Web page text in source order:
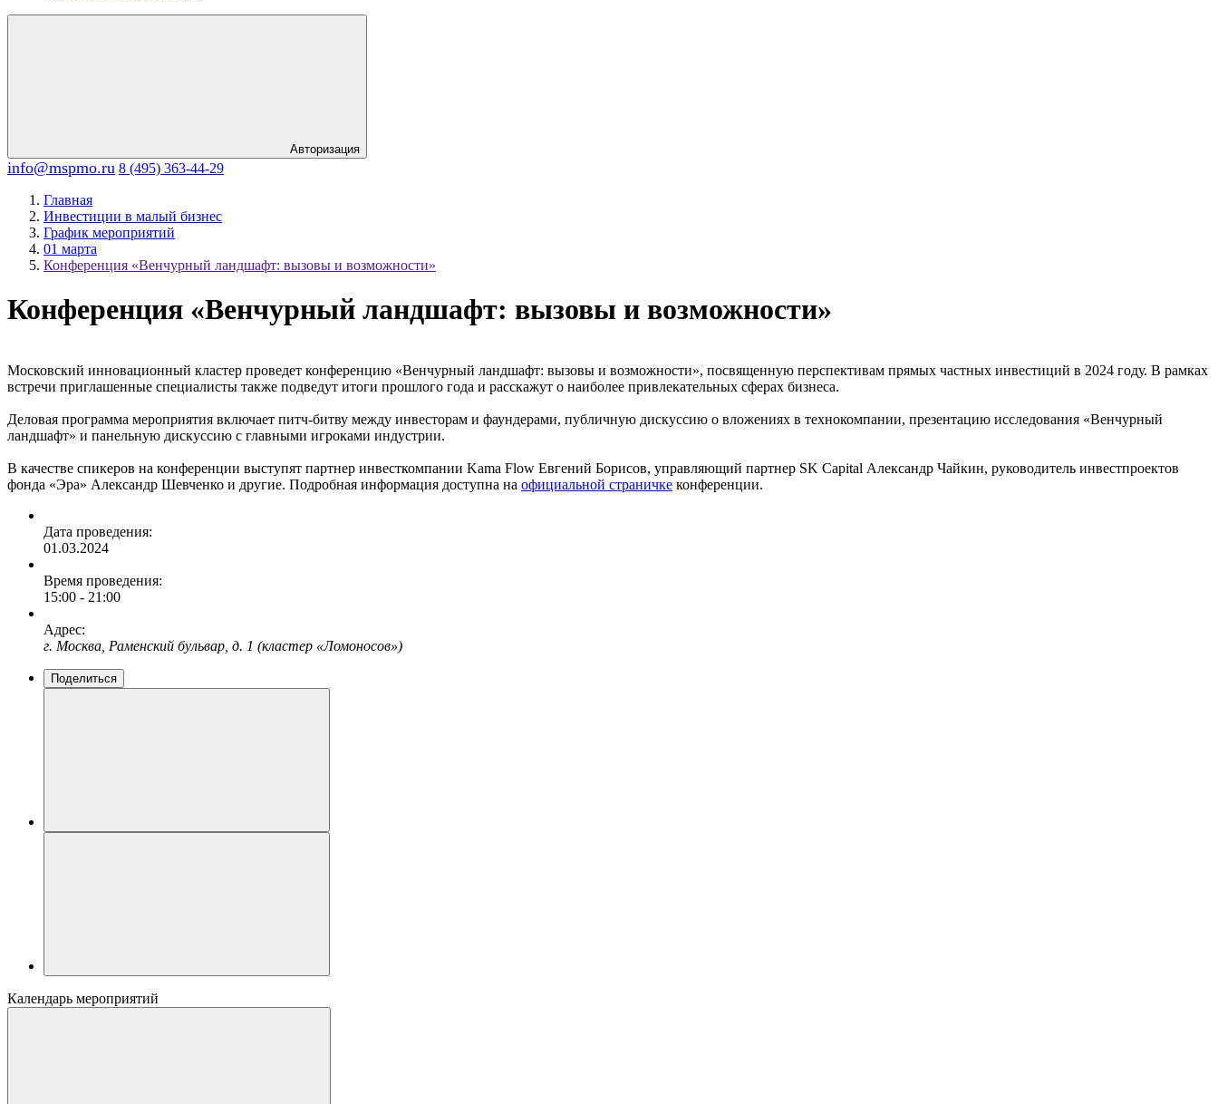
Авторизация
info@mspmo.ru 8 (495) 363-44-29
Главная
Инвестиции в малый бизнес
График мероприятий
01 марта
Конференция «Венчурный ландшафт: вызовы и возможности»
Конференция «Венчурный ландшафт: вызовы и возможности»
Московский инновационный кластер проведет конференцию «Венчурный ландшафт: вызовы и возможности», посвященную перспективам прямых частных инвестиций в 2024 году. В рамках
встречи приглашенные специалисты также подведут итоги прошлого года и расскажут о наиболее привлекательных сферах бизнеса.
Деловая программа мероприятия включает питч-битву между инвесторам и фаундерами, публичную дискуссию о вложениях в технокомпании, презентацию исследования «Венчурный
ландшафт» и панельную дискуссию с главными игроками индустрии.
В качестве спикеров на конференции выступят партнер инвесткомпании Kama Flow Евгений Борисов, управляющий партнер SK Capital Александр Чайкин, руководитель инвестпроектов
фонда «Эра» Александр Шевченко и другие. Подробная информация доступна на официальной страничке конференции.
Дата проведения:
01.03.2024
Время проведения:
15:00 - 21:00
Адрес:
г. Москва, Раменский бульвар, д. 1 (кластер «Ломоносов»)
Поделиться
Календарь мероприятий